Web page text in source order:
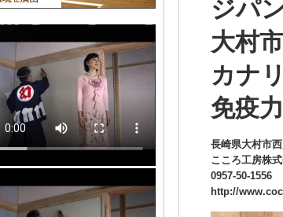
ジパ
大村市
カナ
免疫
長崎県大村市
こころ工房株
0957-50-1556
http://